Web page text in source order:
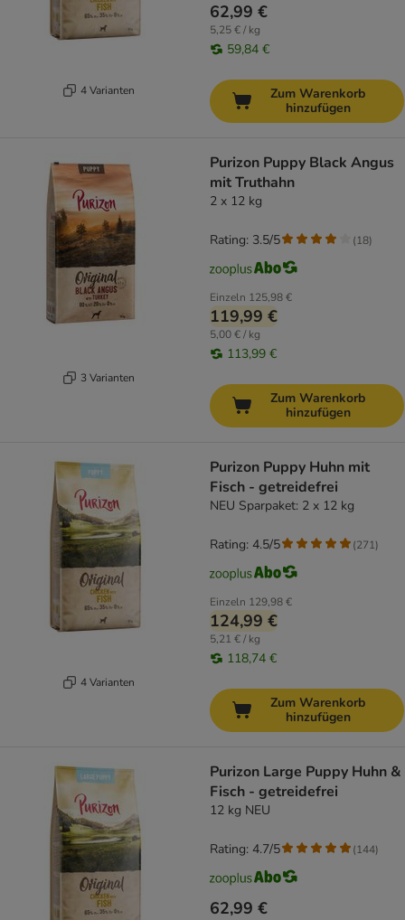
4 Varianten
62,99 €
5,25 € / kg
59,84 €
Zum Warenkorb
hinzufügen
3 Varianten
Purizon Puppy Black Angus
mit Truthahn
2 x 12 kg
Einzeln 125,98 €
119,99 €
5,00 € / kg
113,99 €
Rating: 3.5/5 (18)
Zum Warenkorb
hinzufügen
4 Varianten
Purizon Puppy Huhn mit
Fisch - getreidefrei
NEU Sparpaket: 2 x 12 kg
Einzeln 129,98 €
124,99 €
5,21 € / kg
118,74 €
Rating: 4.5/5 (271)
Zum Warenkorb
hinzufügen
Purizon Large Puppy Huhn &
Fisch - getreidefrei
12 kg NEU
62,99 €
Rating: 4.7/5 (144)